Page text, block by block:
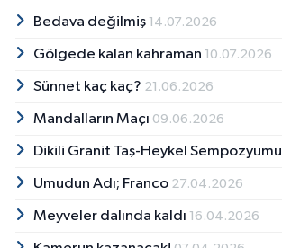
Bedava değilmiş 14.07.2026
Gölgede kalan kahraman 10.07.2026
Sünnet kaç kaç? 21.06.2026
Mandalların Maçı 09.06.2026
Dikili Granit Taş-Heykel Sempozyumu
Umudun Adı; Franco 27.04.2026
Meyveler dalında kaldı 16.04.2026